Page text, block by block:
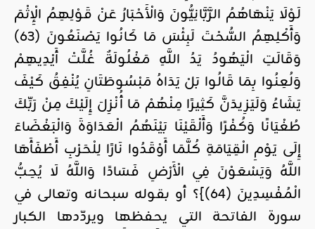
لَوْلَا يَنْهَاهُمُ الرَّبَّانِيُّونَ وَالْأَحْبَارُ عَنْ قَوْلِهِمُ الْإِثْمَ
وَأَكْلِهِمُ السُّحْتَ لَبِئْسَ مَا كَانُوا يَصْنَعُونَ (63)
وَقَالَتِ الْيَهُودُ يَدُ اللَّهِ مَغْلُولَةٌ غُلَّتْ أَيْدِيهِمْ
وَلُعِنُوا بِمَا قَالُوا بَلْ يَدَاهُ مَبْسُوطَتَانِ يُنْفِقُ كَيْفَ
يَشَاءُ وَلَيَزِيدَنَّ كَثِيرًا مِنْهُمْ مَا أُنْزِلَ إِلَيْكَ مِنْ رَبِّكَ
طُغْيَانًا وَكُفْرًا وَأَلْقَيْنَا بَيْنَهُمُ الْعَدَاوَةَ وَالْبَغْضَاءَ
إِلَى يَوْمِ الْقِيَامَةِ كُلَّمَا أَوْقَدُوا نَارًا لِلْحَرْبِ أَطْفَأَهَا
اللَّهُ وَيَسْعَوْنَ فِي الْأَرْضِ فَسَادًا وَاللَّهُ لَا يُحِبُّ
الْمُفْسِدِينَ (64)}؟ أو بقوله سبحانه وتعالى في
سورة الفاتحة التي يحفظها ويردّدها الكبار